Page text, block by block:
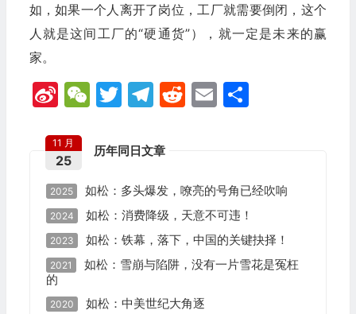
如，如果一个人离开了岗位，工厂就需要倒闭，这个
人就是这间工厂的“硬通货”），就一定是未来的赢
家。
SinaWeChat
Twitter
Telegram
Reddit
Email
分
历年同日文章
11 月
25
2025 如松：多头爆发，嘹亮的号角已经吹响
2024 如松：消费降级，天意不可违！
2023 如松：铁幕，落下，中国的关键抉择！
2021
如松：雪崩与陷阱，没有一片雪花是冤枉
的
2020 如松：中美世纪大角逐